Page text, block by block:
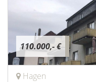
110.000,- €
Hagen